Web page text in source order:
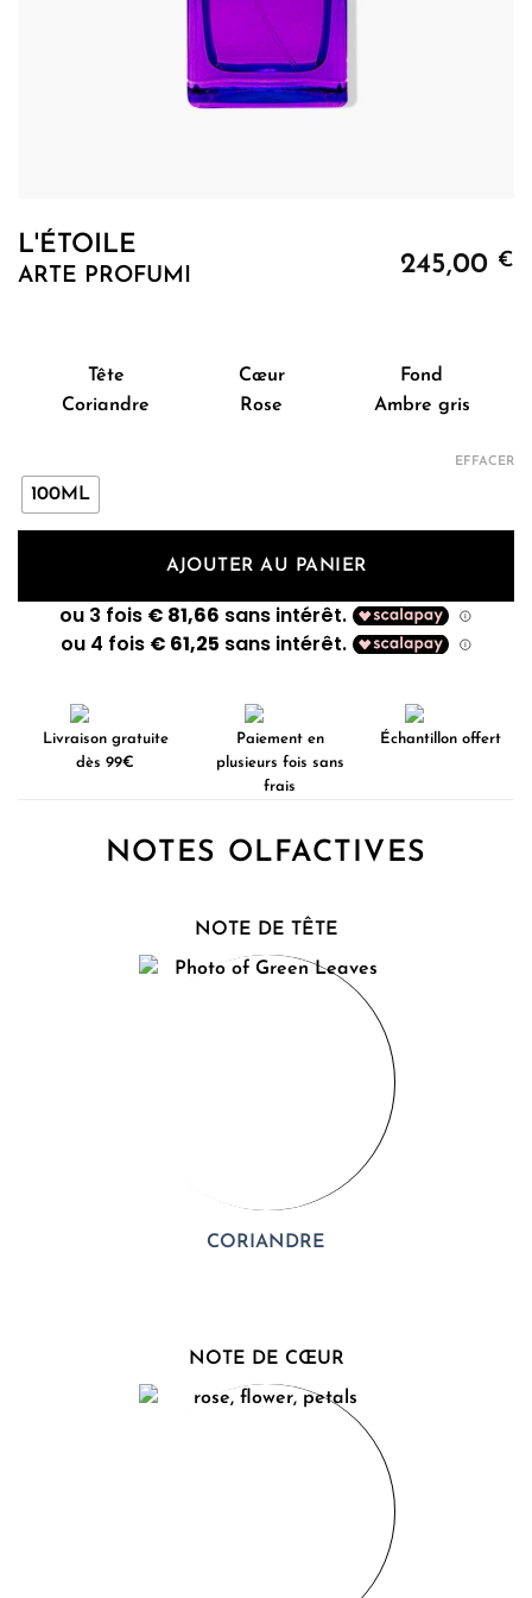
L'ÉTOILE
ARTE PROFUMI 245,00 €
Tête
Coriandre
Cœur
Rose
Fond
Ambre gris
100ML
EFFACER
AJOUTER AU PANIER
Livraison gratuite
dès 99€
Paiement en
plusieurs fois sans
frais
Échantillon offert
NOTES OLFACTIVES
NOTE DE TÊTE
CORIANDRE
NOTE DE CŒUR